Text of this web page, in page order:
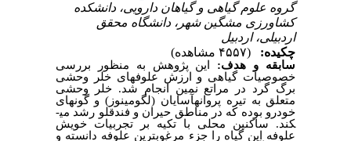
گروه علوم گیاهی و گیاهان دارویی، دانشکده
کشاورزی مشگین شهر، دانشگاه محقق
اردبیلی، اردبیل
چکیده:
(۴۵۵۷ مشاهده)
سابقه و هدف: این پژوهش به منظور بررسی
خصوصیات گیاهی و ارزش علوفه­ای خلر وحشی
برگ گرد در مراتع نمین انجام شد. خلر وحشی
متعلق به تیره پروانه­آسایان (لگومینوز) و گونه­ای
خودرو بوده که در مناطق حیران و فندقلو رشد می­
کند. ساکنین محلی با تکیه بر تجربیات خویش
علوفه این گیاه را جزء مرغوب­ترین علوفه دانسته و